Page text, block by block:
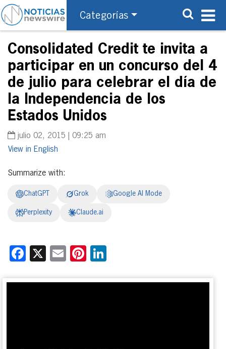
Categorías
Consolidated Credit te invita a
participar en un concurso del 4
de julio para celebrar el día de
la Independencia de los
Estados Unidos
julio 02, 2015 | 09:25 am
English
Summarize with:
ChatGPT Grok Google AI Mode
Perplexity Claude.ai
Facebook
X EmailPinterest